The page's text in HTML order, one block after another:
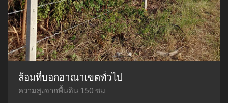
ล้อมที่บอกอาณาเขตทั่วไป
ความสูงจากพื้นดิน 150 ซม